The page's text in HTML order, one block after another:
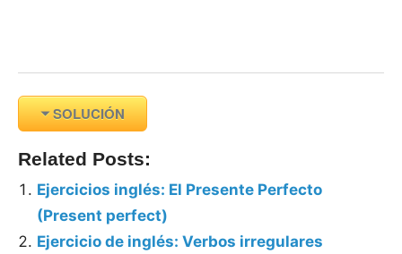
SOLUCIÓN
Related Posts:
Ejercicios inglés: El Presente Perfecto
(Present perfect)
Ejercicio de inglés: Verbos irregulares